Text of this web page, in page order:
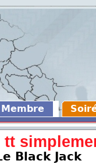
Black Jack